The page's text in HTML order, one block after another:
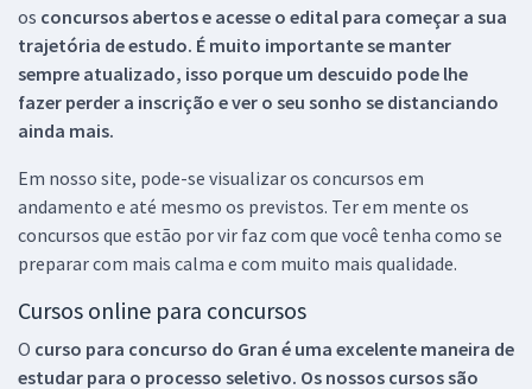
os concursos abertos e acesse o edital para começar a sua
trajetória de estudo. É muito importante se manter
sempre atualizado, isso porque um descuido pode lhe
fazer perder a inscrição e ver o seu sonho se distanciando
ainda mais.
Em nosso site, pode-se visualizar os concursos em
andamento e até mesmo os previstos. Ter em mente os
concursos que estão por vir faz com que você tenha como se
preparar com mais calma e com muito mais qualidade.
Cursos online para concursos
O curso para concurso do Gran é uma excelente maneira de
estudar para o processo seletivo. Os nossos cursos são